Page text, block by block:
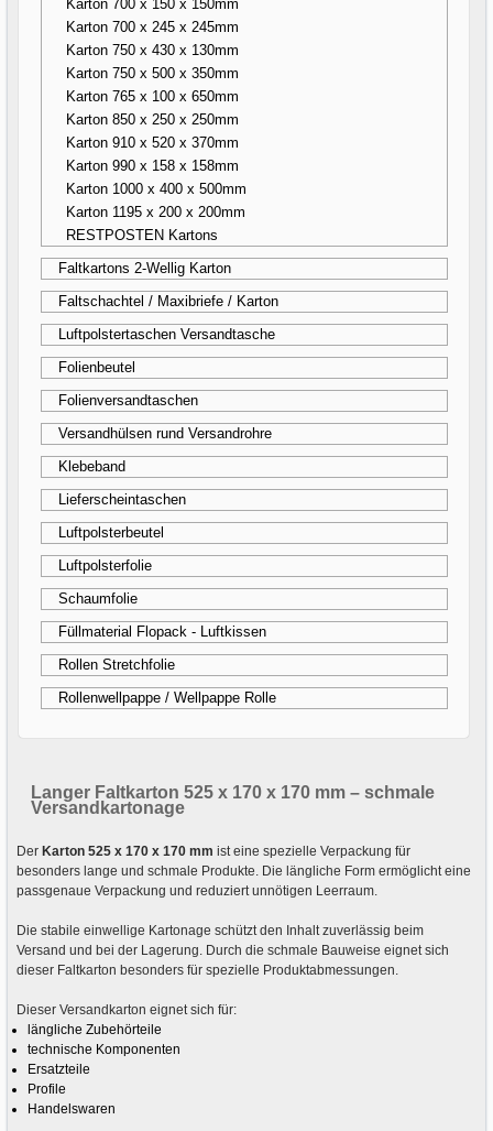
Karton 700 x 150 x 150mm
Karton 700 x 245 x 245mm
Karton 750 x 430 x 130mm
Karton 750 x 500 x 350mm
Karton 765 x 100 x 650mm
Karton 850 x 250 x 250mm
Karton 910 x 520 x 370mm
Karton 990 x 158 x 158mm
Karton 1000 x 400 x 500mm
Karton 1195 x 200 x 200mm
RESTPOSTEN Kartons
Faltkartons 2-Wellig Karton
Faltschachtel / Maxibriefe / Karton
Luftpolstertaschen Versandtasche
Folienbeutel
Folienversandtaschen
Versandhülsen rund Versandrohre
Klebeband
Lieferscheintaschen
Luftpolsterbeutel
Luftpolsterfolie
Schaumfolie
Füllmaterial Flopack - Luftkissen
Rollen Stretchfolie
Rollenwellpappe / Wellpappe Rolle
Langer Faltkarton 525 x 170 x 170 mm – schmale
Versandkartonage
DerKarton 525 x 170 x 170 mm ist eine spezielle Verpackung für
besonders lange und schmale Produkte. Die längliche Form ermöglicht eine
passgenaue Verpackung und reduziert unnötigen Leerraum.
Die stabile einwellige Kartonage schützt den Inhalt zuverlässig beim
Versand und bei der Lagerung. Durch die schmale Bauweise eignet sich
dieser Faltkarton besonders für spezielle Produktabmessungen.
Dieser Versandkarton eignet sich für:
längliche Zubehörteile
technische Komponenten
Ersatzteile
Profile
Handelswaren